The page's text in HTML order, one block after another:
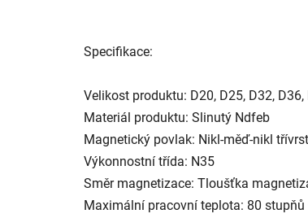
Specifikace:
Velikost produktu: D20, D25, D32,
Materiál produktu: Slinutý Ndfeb
Magnetický povlak: Nikl-měď-nikl
Výkonnostní třída: N35
Směr magnetizace: Tloušťka
Maximální pracovní teplota: 80 stupňů